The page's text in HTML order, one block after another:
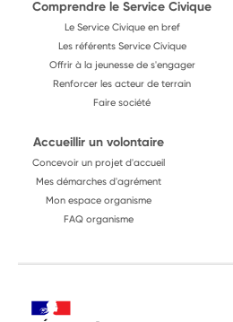
Comprendre le Service Civique
Le Service Civique en bref
Les référents Service Civique
Offrir à la jeunesse de s'engager
Renforcer les acteur de terrain
Faire société
Accueillir un volontaire
Concevoir un projet d'accueil
Mes démarches d'agrément
Mon espace organisme
FAQ organisme